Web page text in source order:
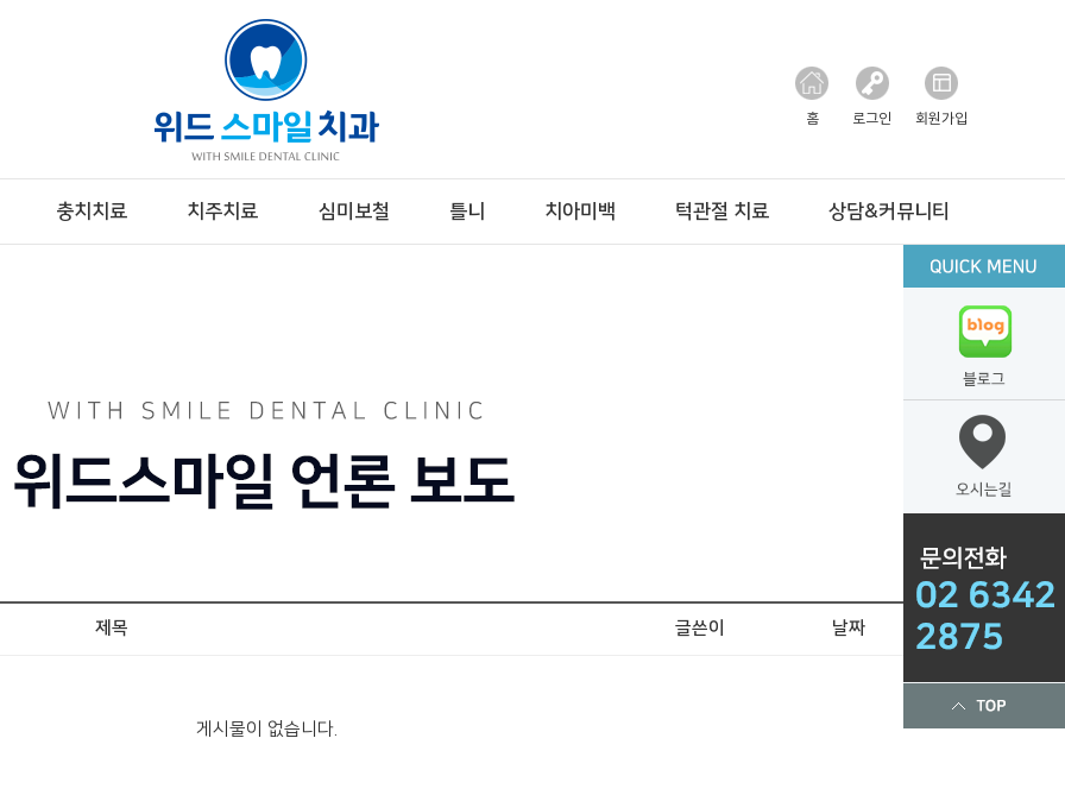
홈 로그인 회원가입
충치치료 치주치료 심미보철 틀니 치아미백 턱관절 치료 상담&커뮤니티
제목 글쓴이 날짜 조회
게시물이 없습니다.